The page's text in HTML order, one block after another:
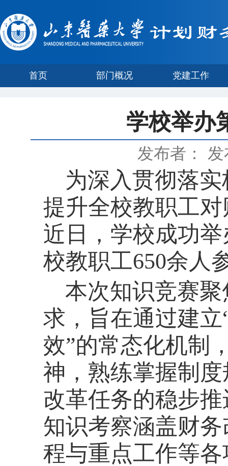
首页 部门概况 党建工作
学校举办
发布者： 发
为深入贯彻落
提升全校教职工
近日，学校成功
校教职工650余人
本次知识竞赛
求，旨在通过建立
效”的常态化机制
神，熟练掌握制
改革任务的稳步
知识考察涵盖财
程与重点工作等